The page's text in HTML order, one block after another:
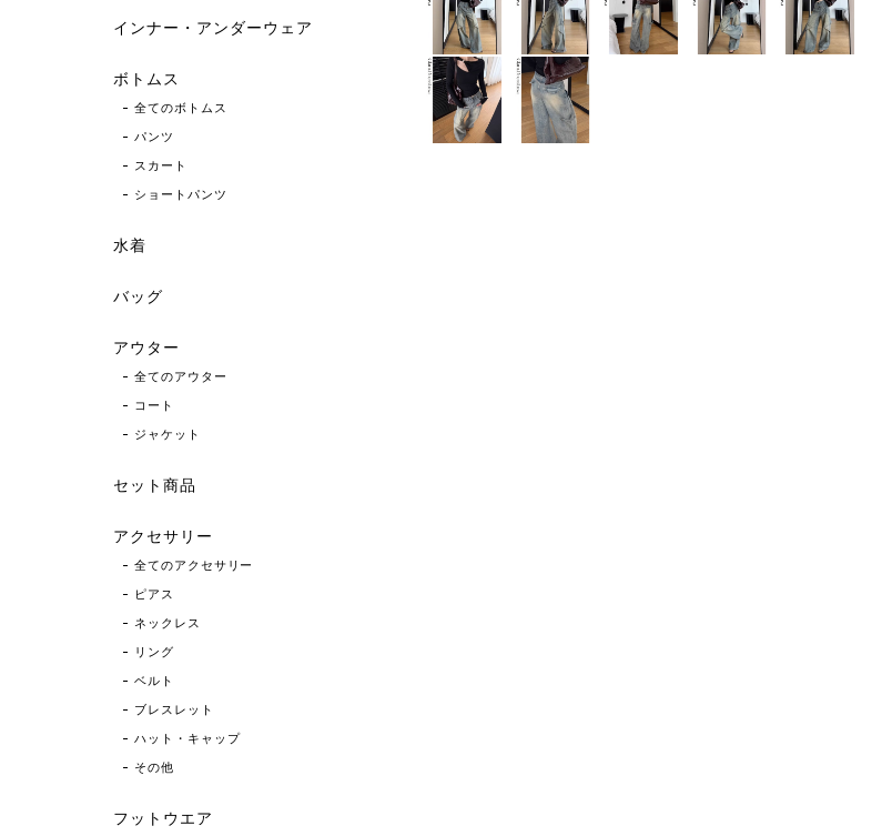
インナー・アンダーウェア
ボトムス
全てのボトムス
パンツ
スカート
ショートパンツ
水着
バッグ
アウター
全てのアウター
コート
ジャケット
セット商品
アクセサリー
全てのアクセサリー
ピアス
ネックレス
リング
ベルト
ブレスレット
ハット・キャップ
その他
フットウエア